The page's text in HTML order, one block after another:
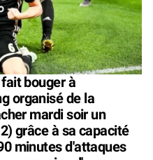
bouger à
organisé de la
mardi soir un
grâce à sa capacité
minutes d'attaques